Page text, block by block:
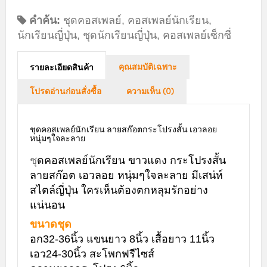
คำค้น: ชุดคอสเพลย์, คอสเพลย์นักเรียน,
นักเรียนญี่ปุ่น, ชุดนักเรียนญี่ปุ่น, คอสเพลย์เซ็กซี่
รายละเอียดสินค้า คุณสมบัติเฉพาะ
โปรดอ่านก่อนสั่งซื้อ ความเห็น (0)
ชุดคอสเพลย์นักเรียน ลายสก๊อตกระโปรงสั้น เอวลอย
หนุ่มๆใจละลาย
ชุดคอสเพลย์นักเรียน ขาวแดง กระโปรงสั้น
ลายสก๊อต เอวลอย หนุ่มๆใจละลาย มีเสน่ห์
สไตล์ญี่ปุ่น ใครเห็นต้องตกหลุมรักอย่าง
แน่นอน
ขนาดชุด
อก32-36นิ้ว แขนยาว 8นิ้ว เสื้อยาว 11นิ้ว
เอว24-30นิ้ว สะโพกฟรีไซส์